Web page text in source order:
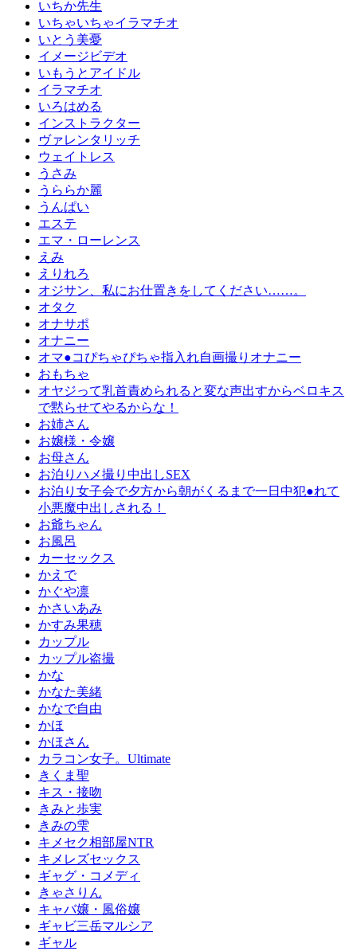
いちか先生
いちゃいちゃイラマチオ
いとう美憂
イメージビデオ
いもうとアイドル
イラマチオ
いろはめる
インストラクター
ヴァレンタリッチ
ウェイトレス
うさみ
うららか麗
うんぱい
エステ
エマ・ローレンス
えみ
えりれろ
オジサン、私にお仕置きをしてください……。
オタク
オナサポ
オナニー
オマ●コぴちゃぴちゃ指入れ自画撮りオナニー
おもちゃ
オヤジって乳首責められると変な声出すからベロキス
で黙らせてやるからな！
お姉さん
お嬢様・令嬢
お母さん
お泊りハメ撮り中出しSEX
お泊り女子会で夕方から朝がくるまで一日中犯●れて
小悪魔中出しされる！
お爺ちゃん
お風呂
カーセックス
かえで
かぐや凛
かさいあみ
かすみ果穂
カップル
カップル盗撮
かな
かなた美緒
かなで自由
かほ
かほさん
カラコン女子。Ultimate
きくま聖
キス・接吻
きみと歩実
きみの雫
キメセク相部屋NTR
キメレズセックス
ギャグ・コメディ
きゃさりん
キャバ嬢・風俗嬢
ギャビ三岳マルシア
ギャル